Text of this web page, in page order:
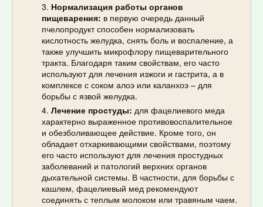
Нормализация работы органов
пищеварения: в первую очередь данный
пчелопродукт способен нормализовать
кислотность желудка, снять боль и воспаление, а
также улучшить микрофлору пищеварительного
тракта. Благодаря таким свойствам, его часто
используют для лечения изжоги и гастрита, а в
комплексе с соком алоэ или каланхоэ – для
борьбы с язвой желудка.
Лечение простуды: для фацелиевого меда
характерно выраженное противовоспалительное
и обезболивающее действие. Кроме того, он
обладает отхаркивающими свойствами, поэтому
его часто используют для лечения простудных
заболеваний и патологий верхних органов
дыхательной системы. В частности, для борьбы с
кашлем, фацелиевый мед рекомендуют
соединять с теплым молоком или травяным чаем.